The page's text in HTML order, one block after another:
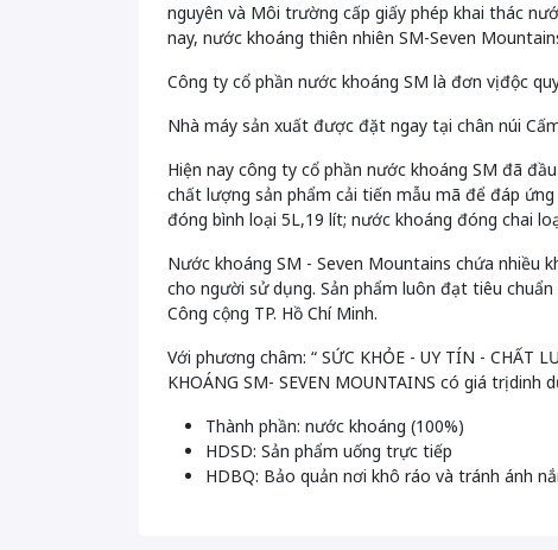
nguyên và Môi trường cấp giấy phép khai thác
nay, nước khoáng thiên nhiên SM-Seven
Công ty cổ phần nước khoáng SM là đơn vị độc
Nhà máy sản xuất được đặt ngay tại chân núi
Hiện nay công ty cổ phần nước khoáng SM đã
chất lượng sản phẩm cải tiến mẫu mã để đáp
đóng bình loại 5L,19 lít; nước khoáng đóng chai
Nước khoáng SM - Seven Mountains chứa nhiều
cho người sử dụng. Sản phẩm luôn đạt tiêu
Công cộng TP. Hồ Chí Minh.
Với phương châm: “ SỨC KHỎE - UY TÍN - CHẤT
KHOÁNG SM- SEVEN MOUNTAINS có giá trị dinh
Thành phần: nước khoáng (100%)
HDSD: Sản phẩm uống trực tiếp
HDBQ: Bảo quản nơi khô ráo và tránh ánh